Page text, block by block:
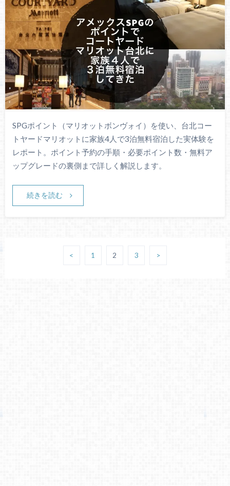
SPGポイント（マリオットボンヴォイ）を使い、台北コー
トヤードマリオットに家族4人で3泊無料宿泊した実体験を
レポート。ポイント予約の手順・必要ポイント数・無料ア
ップグレードの裏側まで詳しく解説します。
続きを読む
< 1 2 3 >